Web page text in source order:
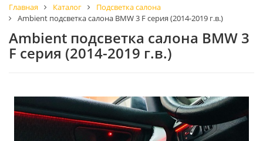
Главная Каталог
Подсветка салона
Ambient подсветка салона BMW 3 F серия (2014-2019 г.в.)
Ambient подсветка салона BMW 3
F серия (2014-2019 г.в.)